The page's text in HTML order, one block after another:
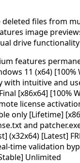
files from
image
drive
features
11 (x64) [100%
with intuitive and
[x86x64] [100%
license
only [Lifetime]
and
(x32x64) [Latest]
time validation
Unlimited